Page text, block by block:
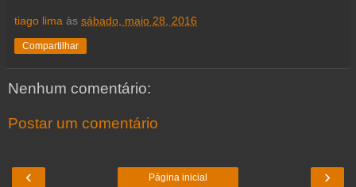
tiago lima às sábado, maio 28, 2016
Compartilhar
Nenhum comentário:
Postar um comentário
‹ ›
Página inicial